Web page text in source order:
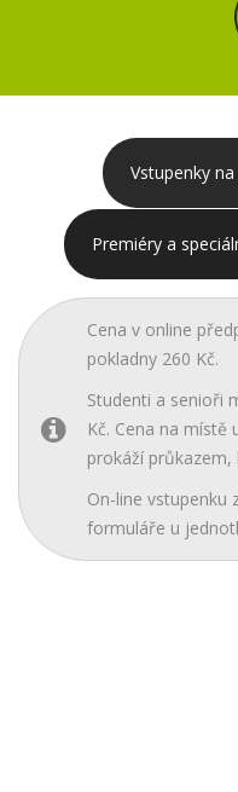
Vstupenky
Premiéry a
Cena v online
pokladny 260 Kč.
Studenti a senioři
Kč. Cena na místě
prokáží
On-line vstupenku
formuláře u